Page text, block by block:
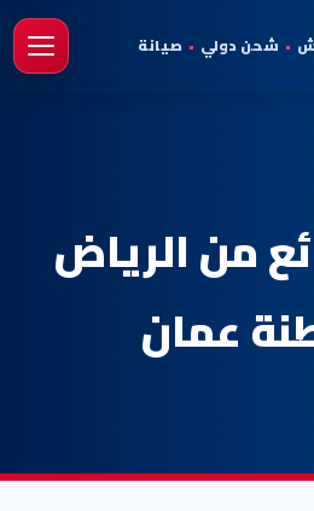
• شحن دولي • صيانة
من الرياض
عمان